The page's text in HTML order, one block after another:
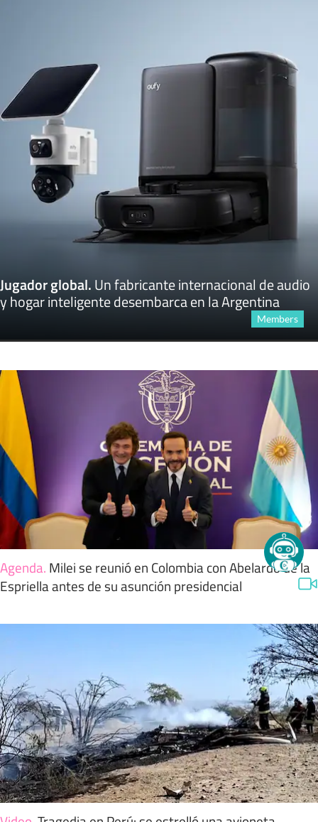
Jugador global.Un fabricante internacional de audio
y hogar inteligente desembarca en la Argentina
Members
Agenda. Milei se reunió en Colombia con Abelardo de la
Espriella antes de su asunción presidencial